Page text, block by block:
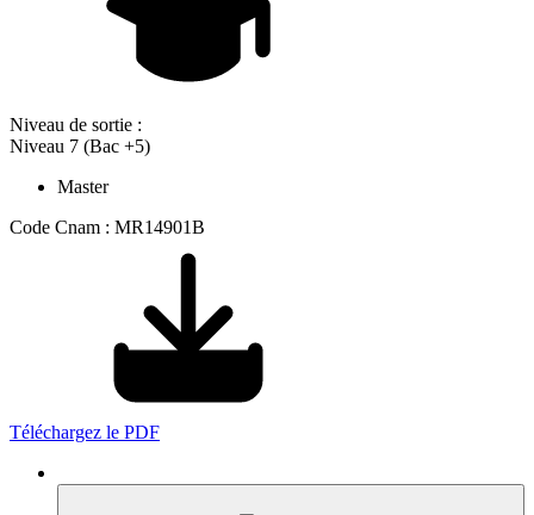
Niveau de sortie :
Niveau 7 (Bac +5)
Master
Code Cnam : MR14901B
Téléchargez le PDF